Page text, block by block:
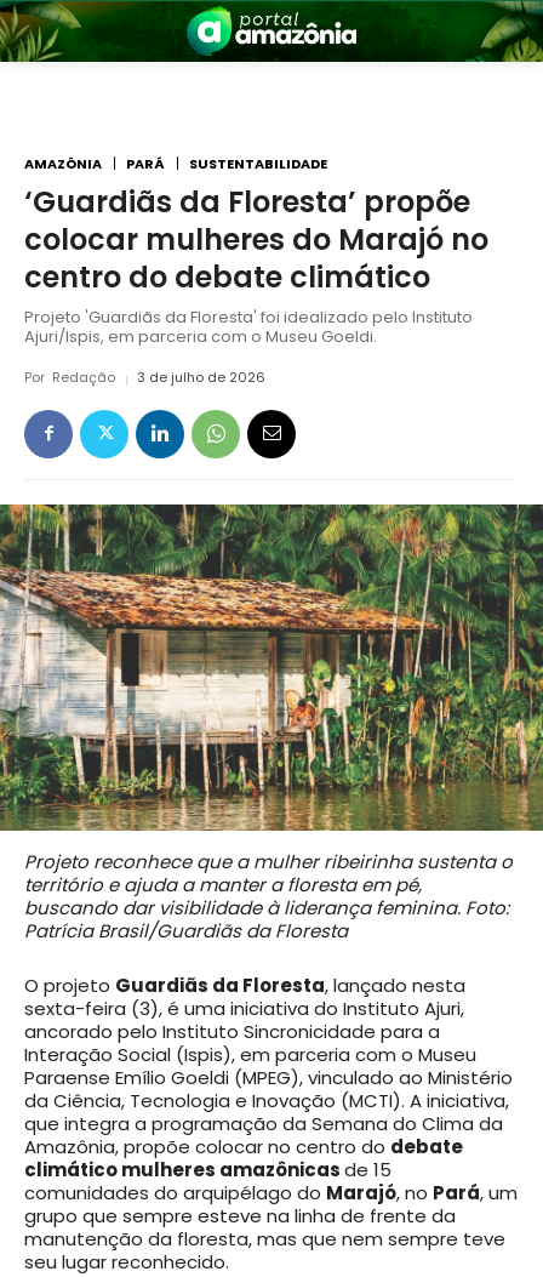
AMAZÔNIA PARÁ SUSTENTABILIDADE
‘Guardiãs da Floresta’ propõe
colocar mulheres do Marajó no
centro do debate climático
Projeto 'Guardiãs da Floresta' foi idealizado pelo Instituto
Ajuri/Ispis, em parceria com o Museu Goeldi.
Por Redação 3 de julho de 2026
Projeto reconhece que a mulher ribeirinha sustenta o
território e ajuda a manter a floresta em pé,
buscando dar visibilidade à liderança feminina. Foto:
Patrícia Brasil/Guardiãs da Floresta
O projeto Guardiãs da Floresta, lançado nesta
sexta-feira (3), é uma iniciativa do Instituto Ajuri,
ancorado pelo Instituto Sincronicidade para a
Interação Social (Ispis), em parceria com o Museu
Paraense Emílio Goeldi (MPEG), vinculado ao Ministério
da Ciência, Tecnologia e Inovação (MCTI). A iniciativa,
que integra a programação da Semana do Clima da
Amazônia, propõe colocar no centro do debate
climático mulheres amazônicasde 15
comunidades do arquipélago do Marajó, no Pará, um
grupo que sempre esteve na linha de frente da
manutenção da floresta, mas que nem sempre teve
seu lugar reconhecido.